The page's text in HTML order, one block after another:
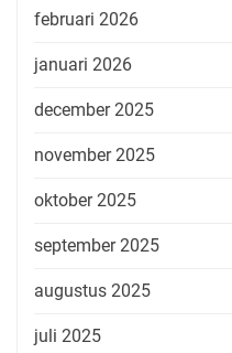
februari 2026
januari 2026
december 2025
november 2025
oktober 2025
september 2025
augustus 2025
juli 2025